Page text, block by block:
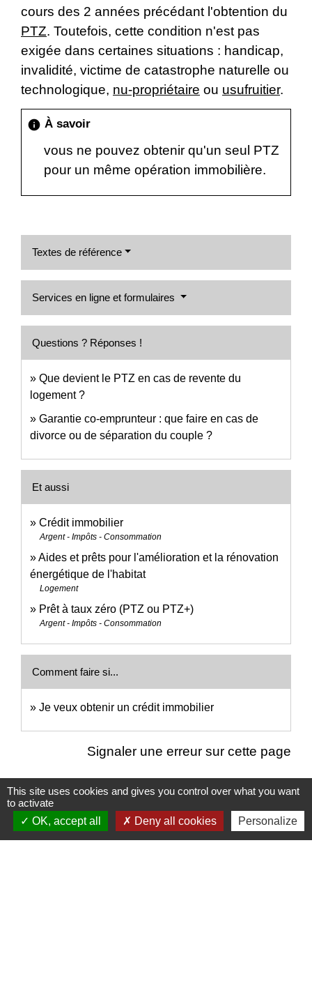
cours des 2 années précédant l'obtention du
PTZ. Toutefois, cette condition n'est pas
exigée dans certaines situations : handicap,
invalidité, victime de catastrophe naturelle ou
technologique, nu-propriétaire ou usufruitier.
info À savoir
vous ne pouvez obtenir qu'un seul PTZ
pour un même opération immobilière.
Textes de référence
Services en ligne et formulaires
Questions ? Réponses !
Que devient le PTZ en cas de revente du
logement ?
Garantie co-emprunteur : que faire en cas de
divorce ou de séparation du couple ?
Et aussi
Crédit immobilier
Argent - Impôts - Consommation
Aides et prêts pour l'amélioration et la rénovation
énergétique de l'habitat
Logement
Prêt à taux zéro (PTZ ou PTZ+)
Argent - Impôts - Consommation
Comment faire si...
Je veux obtenir un crédit immobilier
Signaler une erreur sur cette page
Nous contacter
This site uses cookies and gives you control over what you want
to activate
OK, accept all
Deny all cookies Personalize